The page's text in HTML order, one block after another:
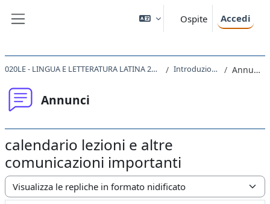
Ospite Accedi
020LE - LINGUA E LETTERATURA LATINA 2020 Introduzione Annunci
Annunci
calendario lezioni e altre
comunicazioni importanti
Modalità visualizzazione